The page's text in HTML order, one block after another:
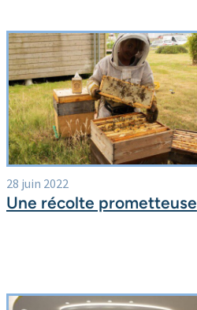
28 juin 2022
Une récolte prometteuse